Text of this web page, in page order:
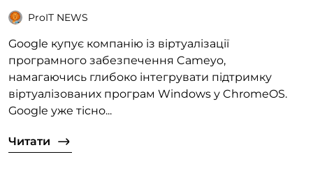
ProIT NEWS
Google купує компанію із віртуалізації
програмного забезпечення Cameyo,
намагаючись глибоко інтегрувати підтримку
віртуалізованих програм Windows у ChromeOS.
Google уже тісно...
Читати